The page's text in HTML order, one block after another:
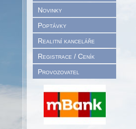
Novinky
Poptávky
Realitní kanceláře
Registrace / Ceník
Provozovatel